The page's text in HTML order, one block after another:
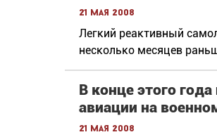
21 мая 2008
Легкий реактивный
несколько месяцев
В конце этого
авиации на
21 мая 2008